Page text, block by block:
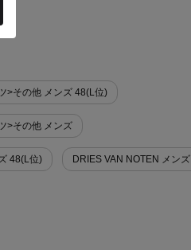
>その他 メンズ 48(L位)
>その他 メンズ
48(L位) DRIES VAN NOTEN メンズ